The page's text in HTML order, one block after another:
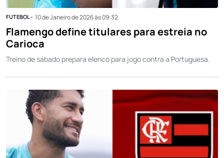
FUTEBOL - 10 de Janeiro de 2026 às 09:32
Flamengo define titulares para estreia no
Carioca
Treino de sábado prepara elenco para jogo contra a Portuguesa.